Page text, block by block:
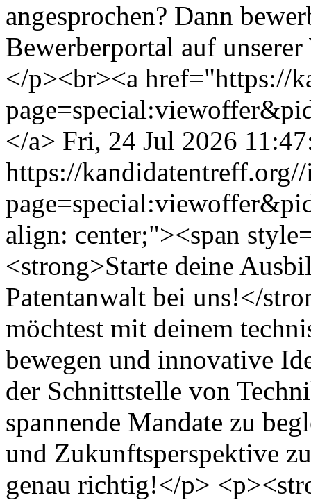
angesprochen? Dann
Bewerberportal auf
</p><br><a href="https://
</a> Fri, 24 Jul 2026
https://
align: center;"><span
<strong>Starte deine
Patentanwalt bei uns!</
möchtest mit deinem
bewegen und innovative
der Schnittstelle von
spannende Mandate zu
und Zukunftsperspektive
genau richtig!</p>